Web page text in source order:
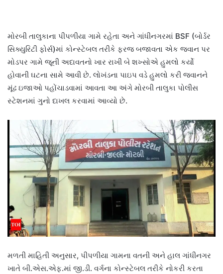
મોરબી તાલુકાના પીપળીયા ગામે રહેતા અને ગાંધીનગરમાં BSF (બોર્ડર
સિક્યુરિટી ફોર્સ)માં કોન્સ્ટેબલ તરીકે ફરજ બજાવતા એક જવાન પર
મોડપર ગામે જૂની અદાવતનો ખાર રાખી બે શખ્સોએ હુમલો કર્યો
હોવાની ઘટના સામે આવી છે. લોખંડના પાઇપ વડે હુમલો કરી જવાનને
મૂંઢ ઇજાઓ પહોંચાડવામાં આવતા આ અંગે મોરબી તાલુકા પોલીસ
સ્ટેશનમાં ગુનો દાખલ કરવામાં આવ્યો છે.
મળતી માહિતી અનુસાર, પીપળીયા ગામના વતની અને હાલ ગાંધીનગર
ખાતે બી.એસ.એફ.માં જી.ડી. વર્ગના કોન્સ્ટેબલ તરીકે નોકરી કરતા